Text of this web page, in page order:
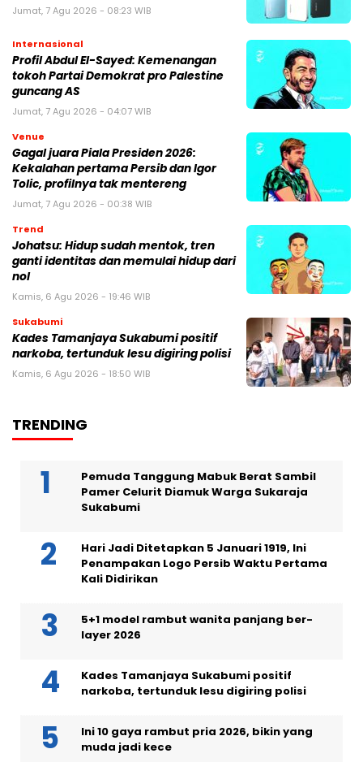
Jumat, 7 Agu 2026 - 08:23 WIB
Internasional
Profil Abdul El-Sayed: Kemenangan
tokoh Partai Demokrat pro Palestine
guncang AS
Jumat, 7 Agu 2026 - 04:07 WIB
Venue
Gagal juara Piala Presiden 2026:
Kekalahan pertama Persib dan Igor
Tolic, profilnya tak mentereng
Jumat, 7 Agu 2026 - 00:38 WIB
Trend
Johatsu: Hidup sudah mentok, tren
ganti identitas dan memulai hidup dari
nol
Kamis, 6 Agu 2026 - 19:46 WIB
Sukabumi
Kades Tamanjaya Sukabumi positif
narkoba, tertunduk lesu digiring polisi
Kamis, 6 Agu 2026 - 18:50 WIB
TRENDING
Pemuda Tanggung Mabuk Berat Sambil
Pamer Celurit Diamuk Warga Sukaraja
Sukabumi
Hari Jadi Ditetapkan 5 Januari 1919, Ini
Penampakan Logo Persib Waktu Pertama
Kali Didirikan
5+1 model rambut wanita panjang ber-
layer 2026
Kades Tamanjaya Sukabumi positif
narkoba, tertunduk lesu digiring polisi
Ini 10 gaya rambut pria 2026, bikin yang
muda jadi kece